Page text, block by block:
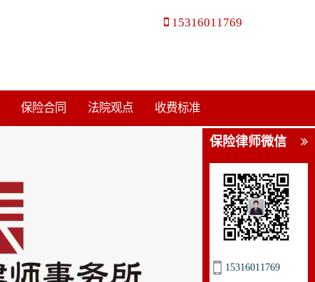
15316011769
保险合同 法院观点 收费标准
保险律师微信
15316011769